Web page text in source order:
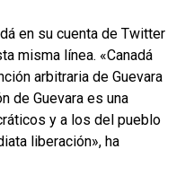
en su cuenta de Twitter
misma línea. «Canadá
arbitraria de Guevara
de Guevara es una
y a los del pueblo
liberación», ha